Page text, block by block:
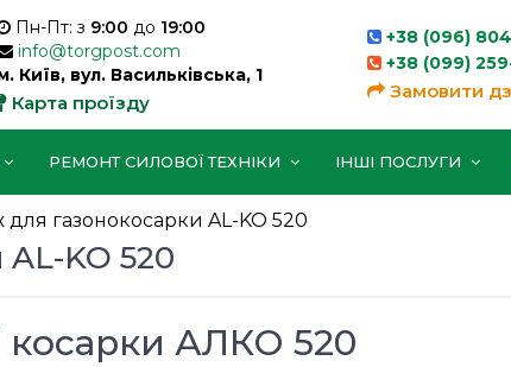
Пн-Пт: з 9:00 до 19:00
info@torgpost.com
Київ, вул. Васильківська, 1
Карта проїзду
+38 (096)
+38 (099)
Замовити
РЕМОНТ СИЛОВОЇ ТЕХНІКИ ІНШІ ПОСЛУГИ
для газонокосарки AL-KO 520
KO 520
косарки АЛКО 520